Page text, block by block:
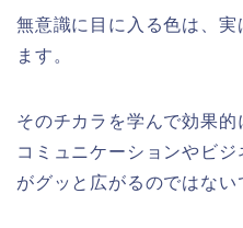
無意識に目に入る色は、
ます。
そのチカラを学んで効果的
コミュニケーションやビ
がグッと広がるのではない